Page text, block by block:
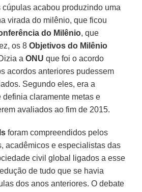
cúpulas acabou produzindo uma
virada do milênio, que ficou
do Milênio, que
os 8Objetivos do Milênio
aONU que foi o acordo
acordos anteriores pudessem
Segundo eles, era a
definia claramente metas e
avaliados ao fim de 2015.
foram compreendidos pelos
acadêmicos e especialistas das
civil global ligados a esse
de tudo que se havia
dos anos anteriores. O debate